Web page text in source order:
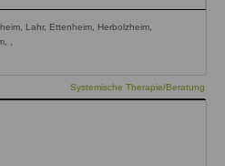
Lahr, Ettenheim, Herbolzheim,
,
Systemische Therapie/Beratung